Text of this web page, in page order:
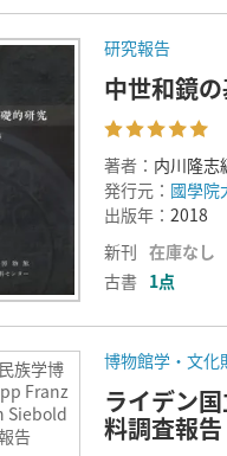
研究報告
中世和鏡
著者： 内川隆志
発行元： 國學院
出版年： 2018
新刊 在庫なし
古書 1点
族学博
Franz
Siebold
告
博物館学・文化
ライデン
料調査報告